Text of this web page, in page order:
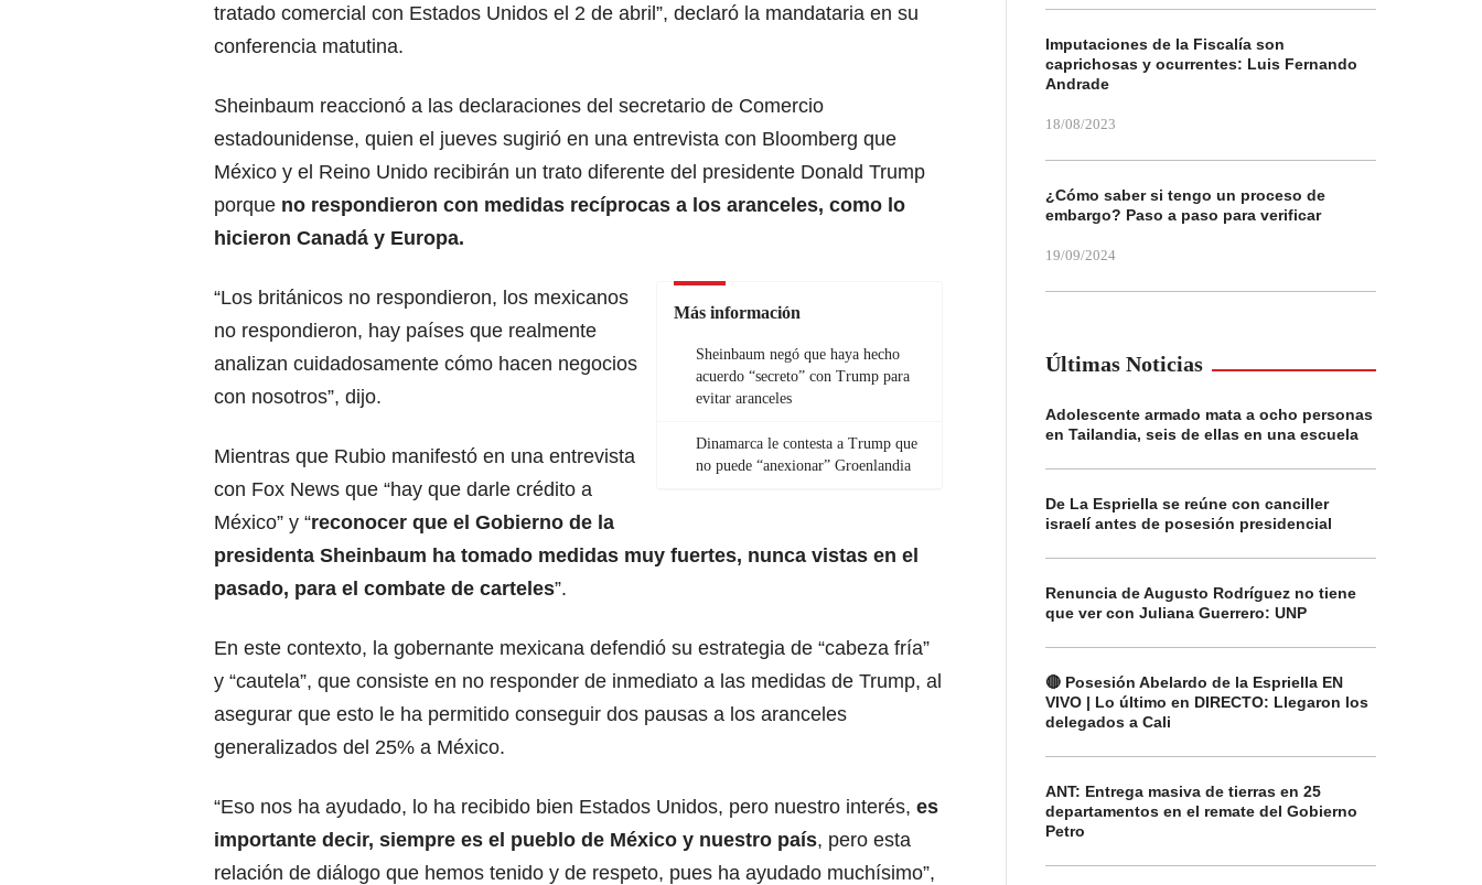
tratado comercial con Estados Unidos el 2 de abril”, declaró la mandataria en su
conferencia matutina.
Sheinbaum reaccionó a las declaraciones del secretario de Comercio
estadounidense, quien el jueves sugirió en una entrevista con Bloomberg que
México y el Reino Unido recibirán un trato diferente del presidente Donald Trump
porque no respondieron con medidas recíprocas a los aranceles, como lo
hicieron Canadá y Europa.
Más información
Sheinbaum negó que haya hecho
acuerdo “secreto” con Trump para
evitar aranceles
Dinamarca le contesta a Trump que
no puede “anexionar” Groenlandia
“Los británicos no respondieron, los mexicanos
no respondieron, hay países que realmente
analizan cuidadosamente cómo hacen negocios
con nosotros”, dijo.
Mientras que Rubio manifestó en una entrevista
con Fox News que “hay que darle crédito a
México” y “reconocer que el Gobierno de la
presidenta Sheinbaum ha tomado medidas muy fuertes, nunca vistas en el
pasado, para el combate de carteles”.
En este contexto, la gobernante mexicana defendió su estrategia de “cabeza fría”
y “cautela”, que consiste en no responder de inmediato a las medidas de Trump, al
asegurar que esto le ha permitido conseguir dos pausas a los aranceles
generalizados del 25% a México.
“Eso nos ha ayudado, lo ha recibido bien Estados Unidos, pero nuestro interés, es
importante decir, siempre es el pueblo de México y nuestro país, pero esta
relación de diálogo que hemos tenido y de respeto, pues ha ayudado muchísimo”,
Imputaciones de la Fiscalía son
caprichosas y ocurrentes: Luis Fernando
Andrade
18/08/2023
¿Cómo saber si tengo un proceso de
embargo? Paso a paso para verificar
19/09/2024
Últimas Noticias
Adolescente armado mata a ocho personas
en Tailandia, seis de ellas en una escuela
De La Espriella se reúne con canciller
israelí antes de posesión presidencial
Renuncia de Augusto Rodríguez no tiene
que ver con Juliana Guerrero: UNP
🔴 Posesión Abelardo de la Espriella EN
VIVO | Lo último en DIRECTO: Llegaron los
delegados a Cali
ANT: Entrega masiva de tierras en 25
departamentos en el remate del Gobierno
Petro